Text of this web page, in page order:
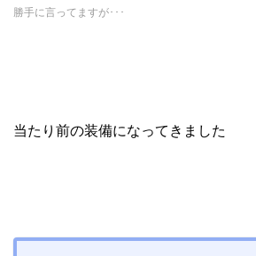
勝手に言ってますが･･･
当たり前の装備になってきました